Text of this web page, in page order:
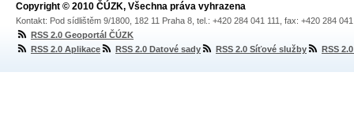
Copyright © 2010 ČÚZK, Všechna práva vyhrazena
Kontakt: Pod sídlištěm 9/1800, 182 11 Praha 8, tel.: +420 284 041 111, fax: +420 284
RSS 2.0 Geoportál ČÚZK
RSS 2.0 Aplikace
RSS 2.0 Datové sady RSS 2.0 Síťové služby RSS